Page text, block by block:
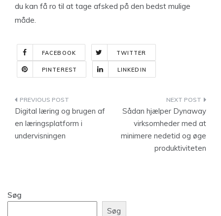
du kan få ro til at tage afsked på den bedst mulige
måde.
FACEBOOK TWITTER
PINTEREST LINKEDIN
Indlægsnavigation
Digital læring og brugen af
en læringsplatform i
undervisningen
Sådan hjælper Dynaway
virksomheder med at
minimere nedetid og øge
produktiviteten
Søg
Søg